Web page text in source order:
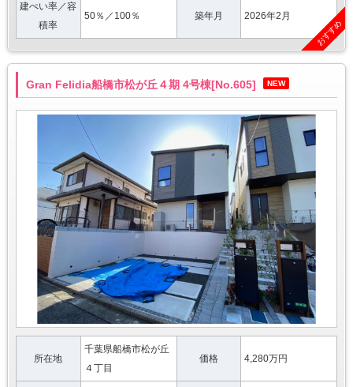
建ぺい率／容
積率
50％／100％ 築年月 2026年2月
おすすめ
Gran Felidia船橋市松が丘４期 4号棟[No.605] NEW
所在地
千葉県船橋市松が丘
４丁目
価格 4,280万円